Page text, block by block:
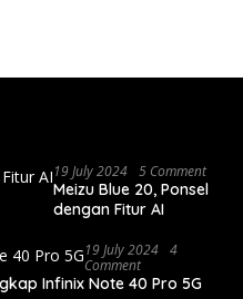
19 July 2024 5 Comment
Meizu Blue 20, Ponsel
dengan Fitur AI
19 July 2024 4
Comment
Infinix Note 40 Pro 5G